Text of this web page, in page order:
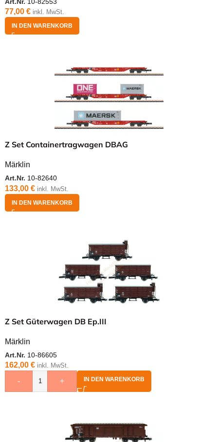
Art.Nr. 10-82553
77,00 € inkl. MwSt.
IN DEN WARENKORB
Z Set Containertragwagen DBAG
Märklin
Art.Nr. 10-82640
133,00 € inkl. MwSt.
IN DEN WARENKORB
Z Set Güterwagen DB Ep.III
Märklin
Art.Nr. 10-86605
162,00 € inkl. MwSt.
- + IN DEN WARENKORB